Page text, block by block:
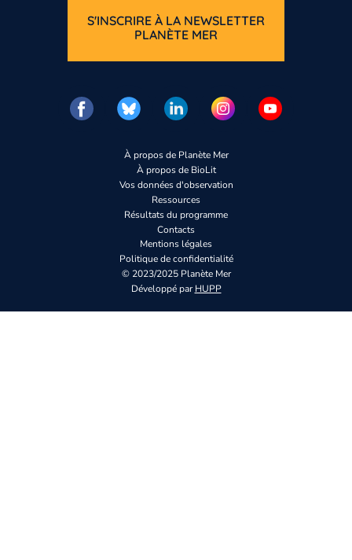
À propos de Planète Mer
À propos de BioLit
Vos données d'observation
Ressources
Résultats du programme
Contacts
Mentions légales
Politique de confidentialité
© 2023/2025 Planète Mer
Développé parHUPP
S'INSCRIRE À LA NEWSLETTER
PLANÈTE MER